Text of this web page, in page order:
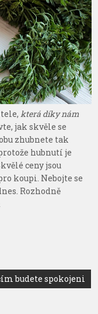
která díky nám
jak skvěle se
zhubnete tak
hubnutí je
ceny jsou
koupi. Nebojte se
Rozhodně
budete spokojeni